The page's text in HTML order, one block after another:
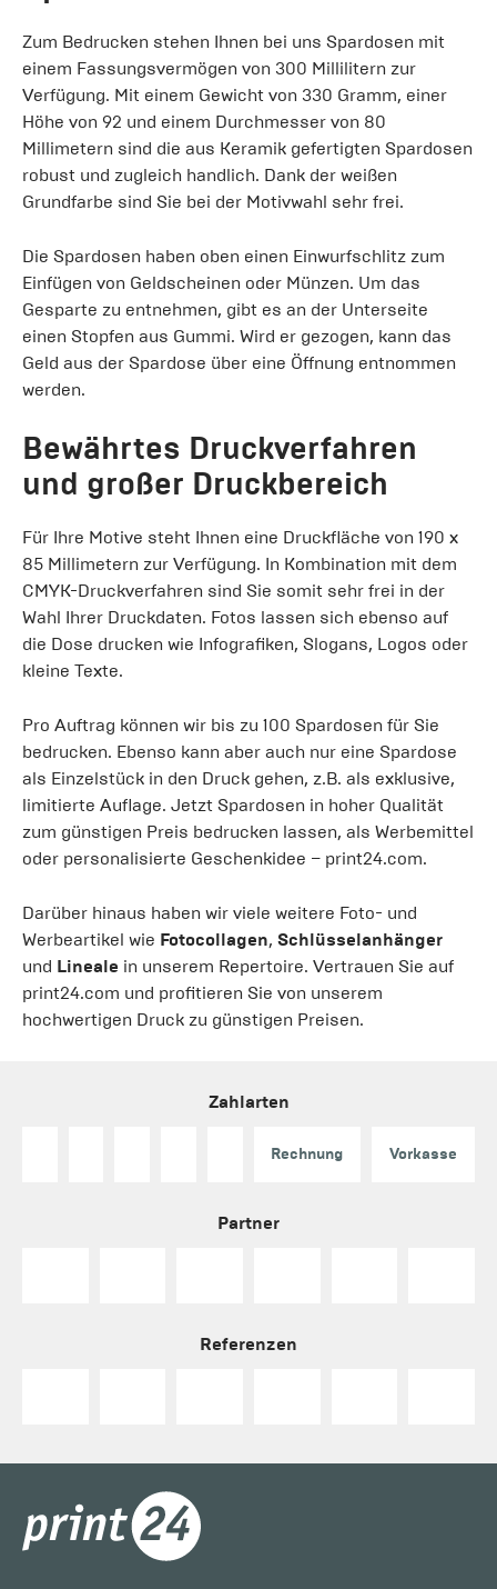
Zum Bedrucken stehen Ihnen bei uns Spardosen mit
einem Fassungsvermögen von 300 Millilitern zur
Verfügung. Mit einem Gewicht von 330 Gramm, einer
Höhe von 92 und einem Durchmesser von 80
Millimetern sind die aus Keramik gefertigten Spardosen
robust und zugleich handlich. Dank der weißen
Grundfarbe sind Sie bei der Motivwahl sehr frei.
Die Spardosen haben oben einen Einwurfschlitz zum
Einfügen von Geldscheinen oder Münzen. Um das
Gesparte zu entnehmen, gibt es an der Unterseite
einen Stopfen aus Gummi. Wird er gezogen, kann das
Geld aus der Spardose über eine Öffnung entnommen
werden.
Bewährtes Druckverfahren
und großer Druckbereich
Für Ihre Motive steht Ihnen eine Druckfläche von 190 x
85 Millimetern zur Verfügung. In Kombination mit dem
CMYK-Druckverfahren sind Sie somit sehr frei in der
Wahl Ihrer Druckdaten. Fotos lassen sich ebenso auf
die Dose drucken wie Infografiken, Slogans, Logos oder
kleine Texte.
Pro Auftrag können wir bis zu 100 Spardosen für Sie
bedrucken. Ebenso kann aber auch nur eine Spardose
als Einzelstück in den Druck gehen, z.B. als exklusive,
limitierte Auflage. Jetzt Spardosen in hoher Qualität
zum günstigen Preis bedrucken lassen, als Werbemittel
oder personalisierte Geschenkidee – print24.com.
Darüber hinaus haben wir viele weitere Foto- und
Werbeartikel wie Fotocollagen, Schlüsselanhänger
und Lineale in unserem Repertoire. Vertrauen Sie auf
print24.com und profitieren Sie von unserem
hochwertigen Druck zu günstigen Preisen.
Zahlarten
Rechnung Vorkasse
Partner
Referenzen